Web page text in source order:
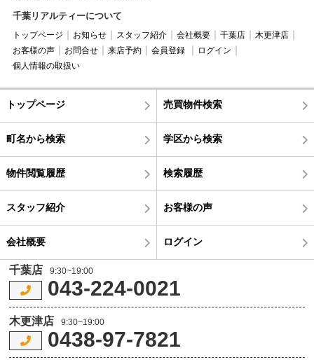
千葉リアルティーについて
トップページ お知らせ スタッフ紹介 会社概要 千葉店
木更津店
お客様の声
お問合せ 来店予約 会員登録
ログイン
個人情報の取扱い
トップページ 売買物件検索
町名から検索 学区から検索
物件閲覧履歴 検索履歴
スタッフ紹介 お客様の声
会社概要 ログイン
千葉店 9:30~19:00
043-224-0021
木更津店 9:30~19:00
0438-97-7821